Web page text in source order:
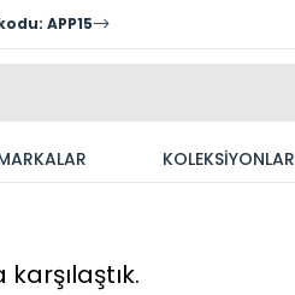
APP15
KOLEKSİYONLAR